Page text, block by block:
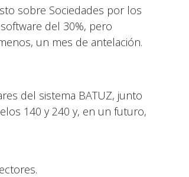
sobre Sociedades por los
del 30%, pero
un mes de antelación.
del sistema BATUZ, junto
140 y 240 y, en un futuro,